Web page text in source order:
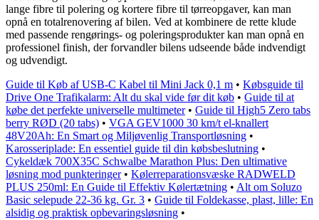
lange fibre til polering og kortere fibre til tørreopgaver, kan man
opnå en totalrenovering af bilen. Ved at kombinere de rette klude
med passende rengørings- og poleringsprodukter kan man opnå en
professionel finish, der forvandler bilens udseende både indvendigt
og udvendigt.
Guide til Køb af USB-C Kabel til Mini Jack 0,1 m • Købsguide til
Drive One Trafikalarm: Alt du skal vide før dit køb • Guide til at
købe det perfekte universelle multimeter• Guide til High5 Zero tabs
berry RØD (20 tabs) • VGA GEV1000 30 km/t el-knallert
48V20Ah: En Smart og Miljøvenlig Transportløsning •
Karosseriplade: En essentiel guide til din købsbeslutning •
Cykeldæk 700X35C Schwalbe Marathon Plus: Den ultimative
løsning mod punkteringer• Kølerreparationsvæske RADWELD
PLUS 250ml: En Guide til Effektiv Kølertætning • Alt om Soluzo
Basic selepude 22-36 kg. Gr. 3 • Guide til Foldekasse, plast, lille: En
alsidig og praktisk opbevaringsløsning •